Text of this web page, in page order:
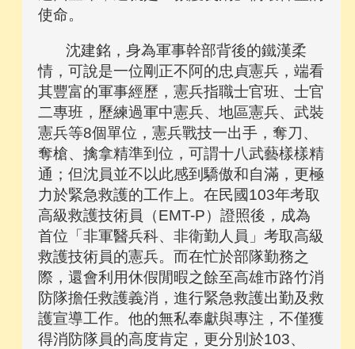
使命。
沈建銘，身為軍事幹部背後的鐵漢柔
情，可說是一位剛正不阿的忠貞憲兵，端看
其豐富的軍事經歷，憲兵指職士官班、士官
二專班，歷練過軍中憲兵、地區憲兵、武裝
憲兵等8個單位，憲兵戰技一出手，奪刀、
奪槍、擒拿精準到位，可謂十八武藝樣樣精
通；但沈員並不以此感到驕傲和自滿，更極
力於緊急救護的工作上。在民國103年考取
高級救護技術員（EMT-P）證照後，成為
首位「非軍醫兵科、非衛勤人員」考取高級
救護技術員的憲兵。而在忙於部隊勤務之
際，還會利用休假閒暇之餘至高雄市路竹消
防隊擔任救護義消，進行緊急救護出勤及救
護宣導工作。他的無私奉獻與專注，不僅獲
得消防隊員的高度肯定，更分別於103、